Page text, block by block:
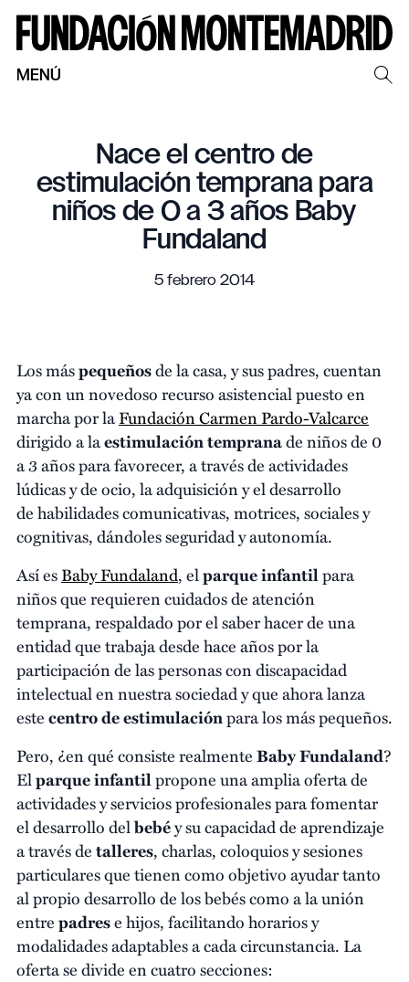
MENÚ
Nace el centro de
estimulación temprana para
niños de 0 a 3 años Baby
Fundaland
5 febrero 2014
Los máspequeñosde la casa, y sus padres, cuentan
ya con un novedoso recurso asistencial puesto en
marcha por laFundación Carmen Pardo-Valcarce
dirigido a laestimulacióntempranade niños de 0
a 3 años para favorecer, a través de actividades
lúdicas y de ocio, la adquisición y el desarrollo
de habilidades comunicativas, motrices, sociales y
cognitivas, dándoles seguridad y autonomía.
Así esBaby Fundaland, elparque infantilpara
niños que requieren cuidados de atención
temprana, respaldado por el saber hacer de una
entidad que trabaja desde hace años por la
participación de las personas con discapacidad
intelectual en nuestra sociedad y que ahora lanza
estecentro de estimulaciónpara los más pequeños.
Pero, ¿en qué consiste realmenteBaby Fundaland?
Elparque infantilpropone una amplia oferta de
actividades y servicios profesionales para fomentar
el desarrollo delbebéy su capacidad de aprendizaje
a través detalleres, charlas, coloquios y sesiones
particulares que tienen como objetivo ayudar tanto
al propio desarrollo de los bebés como a la unión
entrepadrese hijos, facilitando horarios y
modalidades adaptables a cada circunstancia. La
oferta se divide en cuatro secciones: